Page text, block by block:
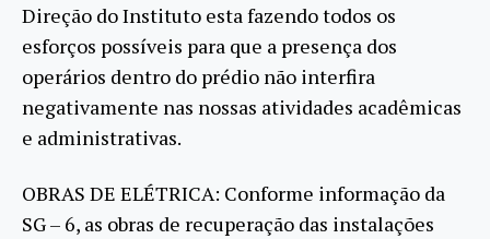
Direção do Instituto esta fazendo todos os
esforços possíveis para que a presença dos
operários dentro do prédio não interfira
negativamente nas nossas atividades acadêmicas
e administrativas.
OBRAS DE ELÉTRICA: Conforme informação da
SG – 6, as obras de recuperação das instalações